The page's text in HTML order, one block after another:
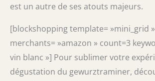
est un autre de ses atouts majeurs.
[blockshopping template= »mini_grid »
merchants= »amazon » count=3
vin blanc »] Pour sublimer votre
dégustation du gewurztraminer,